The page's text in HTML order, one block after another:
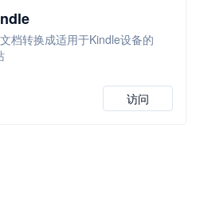
档转换成适用于Kindle设备的
访问